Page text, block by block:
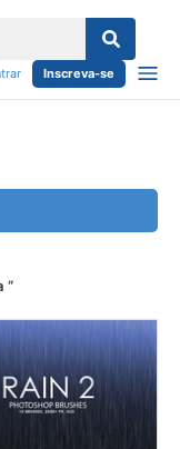
Inscreva-se